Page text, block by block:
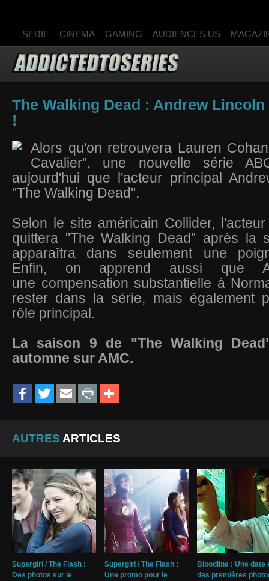
SERIE CINEMA GAMING AUDIENCES US
The Walking Dead : Andrew
!
Alors qu'on retrouvera Lauren
Cavalier", une nouvelle série
aujourd'hui que l'acteur principal
"The Walking Dead".
Selon le site américain Collider,
quittera "The Walking Dead" après la
apparaîtra dans seulement une
Enfin, on apprend aussi que
une compensation substantielle à
rester dans la série, mais également
rôle principal.
La saison 9 de "The Walking
automne sur AMC.
AUTRES ARTICLES
Supergirl / The Flash :
Des photos sur le
Supergirl / The Flash :
Une promo pour le
Bloodline : Une date
des premières